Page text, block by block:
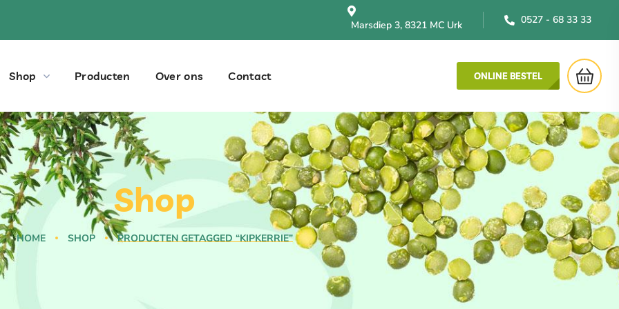
Marsdiep 3, 8321 MC Urk 0527 - 68 33 33
Shop Producten Over ons Contact ONLINE BESTEL
Shop
HOME SHOP PRODUCTEN GETAGGED “KIPKERRIE”